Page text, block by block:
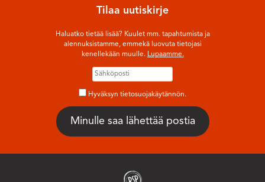
Tilaa uutiskirje
Haluatko tietää lisää? Kuulet mm. tapahtumista ja
alennuksistamme, emmekä luovuta tietojasi
kenellekään muulle. Lupaamme.
Hyväksyn tietosuojakäytännön.